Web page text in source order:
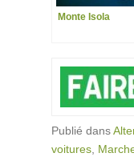
Monte Isola
Publié dans
voitures